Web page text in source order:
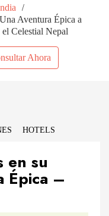
/
Aventura Épica a
Celestial Nepal
Ahora
HOTELS
en su
Épica –